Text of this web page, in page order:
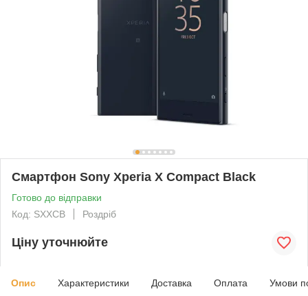
Смартфон Sony Xperia X Compact Black
Готово до відправки
Код: SXXCB
Роздріб
Ціну уточнюйте
Опис Характеристики Доставка Оплата Умови